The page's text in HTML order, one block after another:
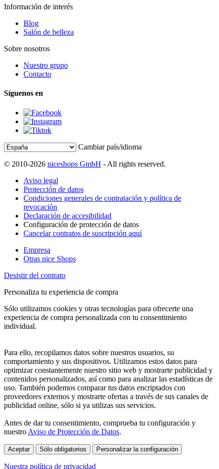
Información de interés
Blog
Salón de belleza
Sobre nosotros
Nuestro grupo
Contacto
Síguenos en
Cambiar país/idioma
© 2010-2026 niceshops GmbH - All rights reserved.
Aviso legal
Protección de datos
Condiciones generales de contratación y política de
revocación
Declaración de accesibilidad
Configuración de protección de datos
Cancelar contratos de suscripción aquí
Empresa
Otras nice Shops
Desistir del contrato
Personaliza tu experiencia de compra
Sólo utilizamos cookies y otras tecnologías para ofrecerte una
experiencia de compra personalizada con tu consentimiento
individual.
Para ello, recopilamos datos sobre nuestros usuarios, su
comportamiento y sus dispositivos. Utilizamos estos datos para
optimizar constantemente nuestro sitio web y mostrarte publicidad y
contenidos personalizados, así como para analizar las estadísticas de
uso. También podemos comparar tus datos encriptados con
proveedores externos y mostrarte ofertas a través de sus canales de
publicidad online, sólo si ya utilizas sus servicios.
Antes de dar tu consentimiento, comprueba tu configuración y
nuestro Aviso de Protección de Datos.
Aceptar Sólo obligatorios Personalizar la configuración
Nuestra política de privacidad